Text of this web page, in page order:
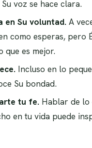
voz se hace clara.
en Su voluntad. A
como esperas, pero
que es mejor.
Incluso en lo
Su bondad.
tu fe. Hablar de lo
en tu vida puede